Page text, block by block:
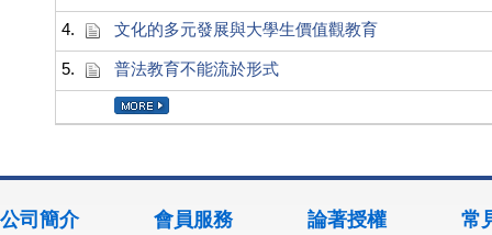
4. 文化的多元發展與大學生價值觀教育
5. 普法教育不能流於形式
公司簡介 會員服務 論著授權 常